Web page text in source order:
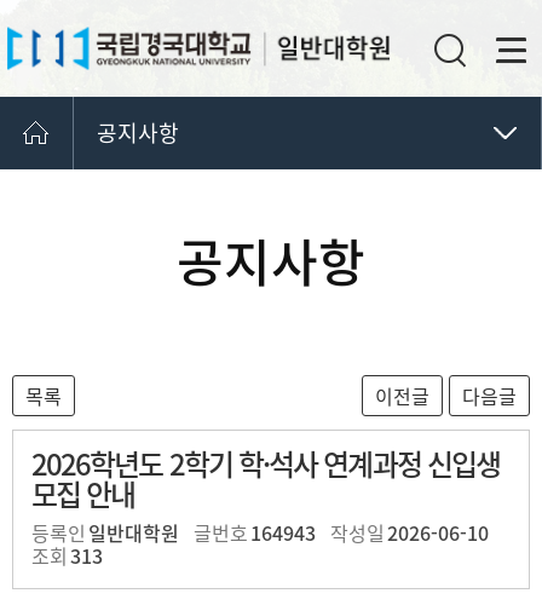
커뮤니티
공지사항
공지사항
2026학년도 2학기 학·석사 연계과정 신입생
모집 안내
등록인 일반대학원 글번호164943 작성일2026-06-10
조회313